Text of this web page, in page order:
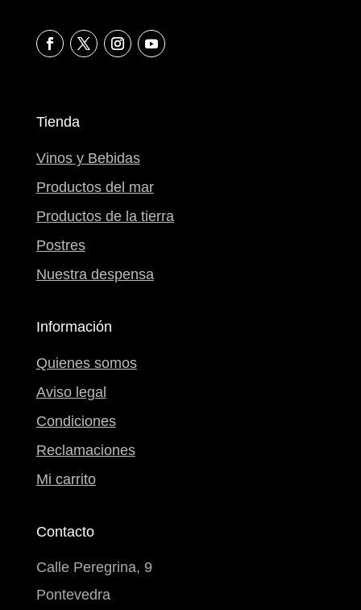
Tienda
Vinos y Bebidas
Productos del mar
Productos de la tierra
Postres
Nuestra despensa
Información
Quienes somos
Aviso legal
Condiciones
Reclamaciones
Mi carrito
Contacto
Calle Peregrina, 9
Pontevedra